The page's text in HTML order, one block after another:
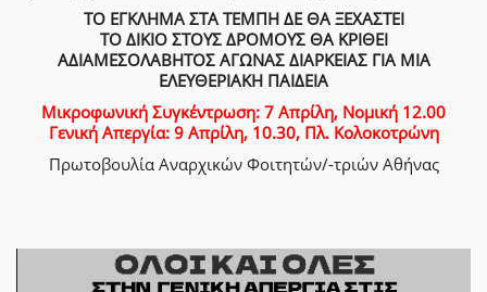
ΤΟ ΕΓΚΛΗΜΑ ΣΤΑ ΤΕΜΠΗ ΔΕ ΘΑ ΞΕΧΑΣΤΕΙ
ΤΟ ΔΙΚΙΟ ΣΤΟΥΣ ΔΡΟΜΟΥΣ ΘΑ ΚΡΙΘΕΙ
ΑΔΙΑΜΕΣΟΛΑΒΗΤΟΣ ΑΓΩΝΑΣ ΔΙΑΡΚΕΙΑΣ ΓΙΑ ΜΙΑ
ΕΛΕΥΘΕΡΙΑΚΗ ΠΑΙΔΕΙΑ
Μικροφωνική Συγκέντρωση: 7 Απρίλη, Νομική 12.00
Γενική Απεργία: 9 Απρίλη, 10.30, Πλ. Κολοκοτρώνη
Πρωτοβουλία Αναρχικών Φοιτητών/-τριών Αθήνας